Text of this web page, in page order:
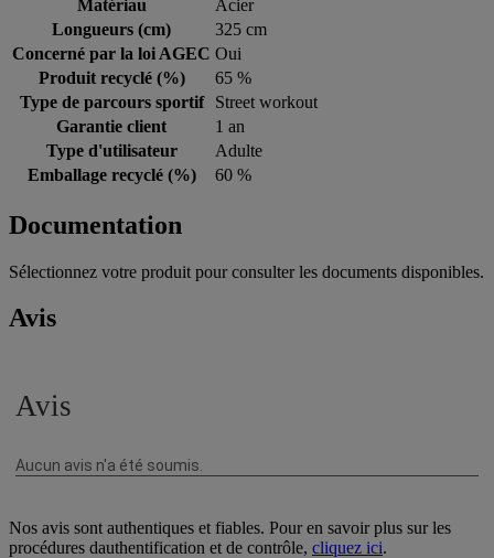
Matériau
Acier
Longueurs (cm)
325 cm
Concerné par la loi AGEC Oui
Produit recyclé (%)
65 %
Type de parcours sportif
Street workout
Garantie client
1 an
Type d'utilisateur
Adulte
Emballage recyclé (%)
60 %
Documentation
Sélectionnez votre produit pour consulter les documents disponibles.
Avis
Nos avis sont authentiques et fiables. Pour en savoir plus sur les
procédures dauthentification et de contrôle, cliquez ici.